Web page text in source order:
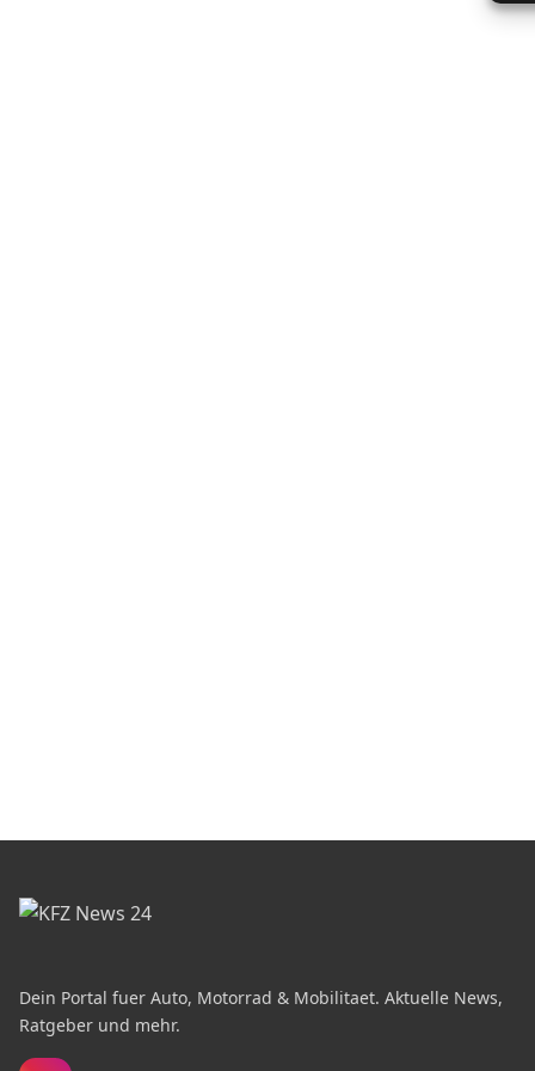
Dein Portal fuer Auto, Motorrad & Mobilitaet. Aktuelle News,
Ratgeber und mehr.